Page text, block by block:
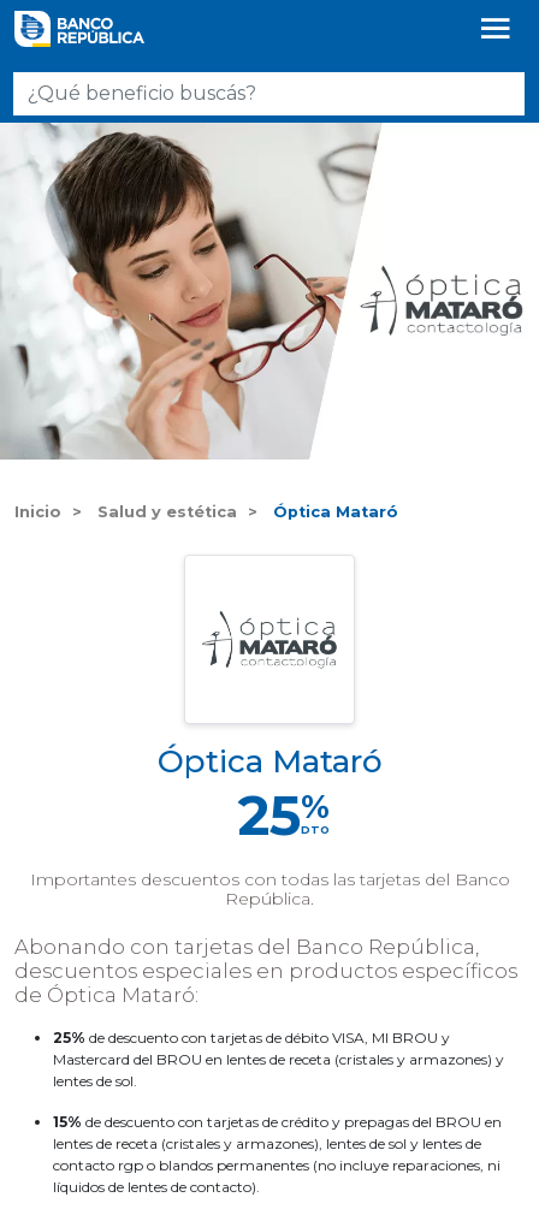
Inicio Salud y estética Óptica Mataró
Óptica Mataró
25%
DTO
Importantes descuentos con todas las tarjetas del Banco
República.
Abonando con tarjetas del Banco República,
descuentos especiales en productos específicos
de Óptica Mataró:
25% de descuento con tarjetas de débito VISA, MI BROU y
Mastercard del BROU en lentes de receta (cristales y armazones) y
lentes de sol.
15% de descuento con tarjetas de crédito y prepagas del BROU en
lentes de receta (cristales y armazones), lentes de sol y lentes de
contacto rgp o blandos permanentes (no incluye reparaciones, ni
líquidos de lentes de contacto).